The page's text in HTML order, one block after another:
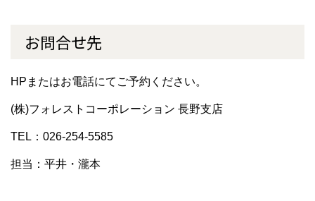
お問合せ先
HPまたはお電話にてご予約ください。
(株)フォレストコーポレーション 長野支店
TEL：026-254-5585
担当：平井・瀧本